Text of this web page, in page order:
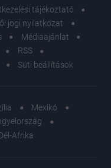
tájékoztató
jogi nyilatkozat
Médiaajánlat
RSS
Süti beállítások
Mexikó
Afrika